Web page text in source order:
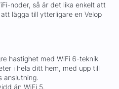
noder, så är det lika enkelt att
lägga till ytterligare en Velop
hastighet med WiFi 6-teknik
i hela ditt hem, med upp till
anslutning.
än WiFi 5.